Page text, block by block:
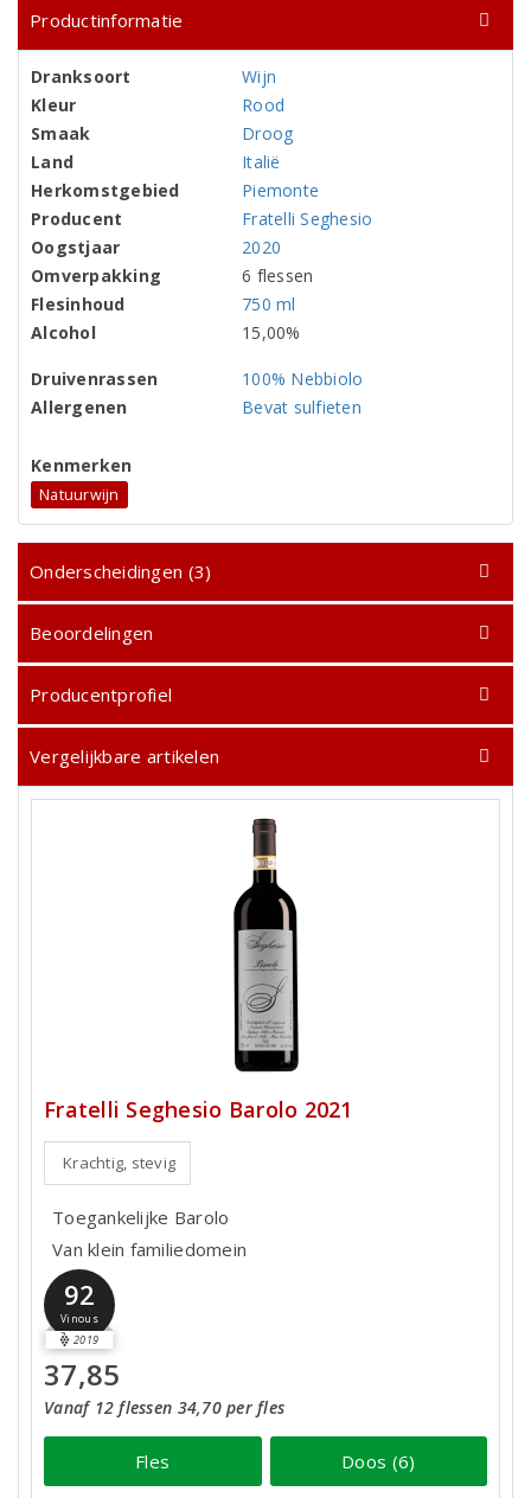
Productinformatie
Dranksoort
Wijn
Kleur
Rood
Smaak
Droog
Land
Italië
Herkomstgebied
Piemonte
Producent
Fratelli Seghesio
Oogstjaar
2020
Omverpakking
6 flessen
Flesinhoud
750 ml
Alcohol
15,00%
Druivenrassen
100% Nebbiolo
Allergenen
Bevat sulfieten
Kenmerken
Natuurwijn
Onderscheidingen (3)
Beoordelingen
Producentprofiel
Vergelijkbare artikelen
Fratelli Seghesio Barolo 2021
Krachtig, stevig
Toegankelijke Barolo
Van klein familiedomein
92
Vinous
2019
37,85
Vanaf 12 flessen 34,70 per fles
Fles Doos (6)